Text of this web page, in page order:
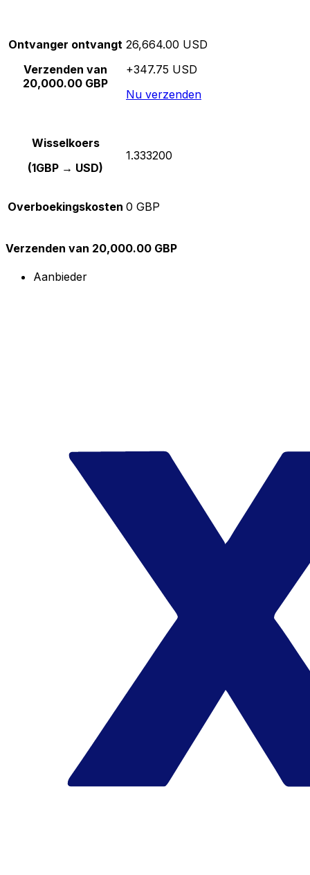
Ontvanger ontvangt
Verzenden van
20,000.00 GBP
26,664.00 USD
+347.75 USD
Nu verzenden
Wisselkoers
(1GBP → USD)
1.333200
Overboekingskosten 0 GBP
Verzenden van 20,000.00 GBP
Aanbieder